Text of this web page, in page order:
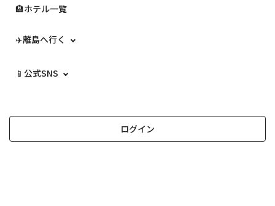
🏨ホテル一覧
✈️離島へ行く
📱公式SNS
ログイン